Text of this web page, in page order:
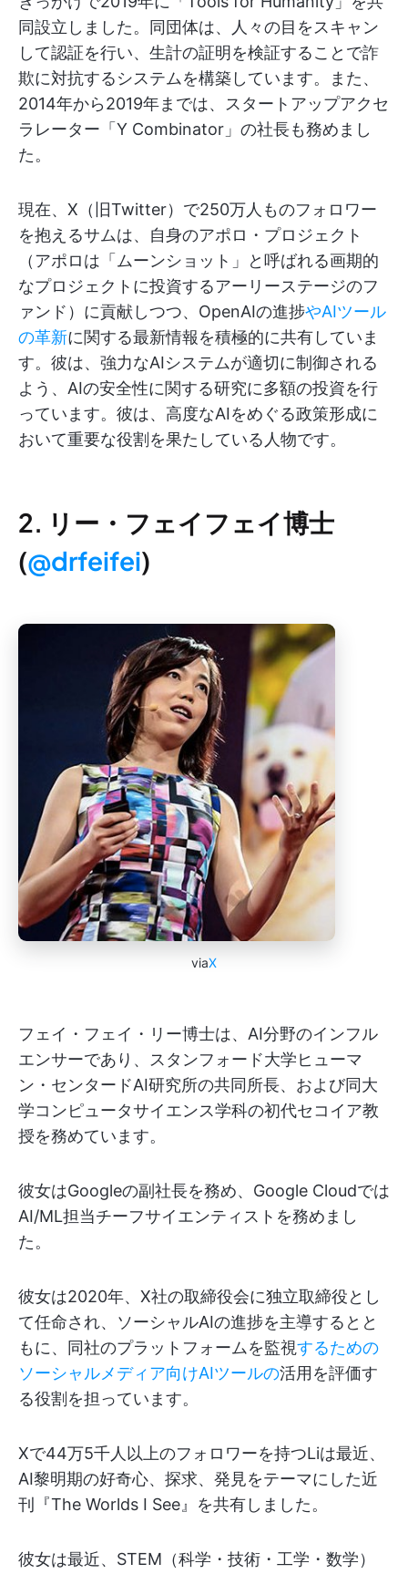
同設立しました。同団体は、人々の目をスキャン
して認証を行い、生計の証明を検証することで詐
欺に対抗するシステムを構築しています。また、
2014年から2019年までは、スタートアップアクセ
ラレーター「Y Combinator」の社長も務めまし
た。
現在、X（旧Twitter）で250万人ものフォロワー
を抱えるサムは、自身のアポロ・プロジェクト
（アポロは「ムーンショット」と呼ばれる画期的
なプロジェクトに投資するアーリーステージのフ
ァンド）に貢献しつつ、OpenAIの進捗やAIツール
の革新に関する最新情報を積極的に共有していま
す。彼は、強力なAIシステムが適切に制御される
よう、AIの安全性に関する研究に多額の投資を行
っています。彼は、高度なAIをめぐる政策形成に
おいて重要な役割を果たしている人物です。
2. リー・フェイフェイ博士
(@drfeifei)
viaX
フェイ・フェイ・リー博士は、AI分野のインフル
エンサーであり、スタンフォード大学ヒューマ
ン・センタードAI研究所の共同所長、および同大
学コンピュータサイエンス学科の初代セコイア教
授を務めています。
彼女はGoogleの副社長を務め、Google Cloudでは
AI/ML担当チーフサイエンティストを務めまし
た。
彼女は2020年、X社の取締役会に独立取締役とし
て任命され、ソーシャルAIの進捗を主導するとと
もに、同社のプラットフォームを監視するための
ソーシャルメディア向けAIツールの活用を評価す
る役割を担っています。
Xで44万5千人以上のフォロワーを持つLiは最近、
AI黎明期の好奇心、探求、発見をテーマにした近
刊『The Worlds I See』を共有しました。
彼女は最近、STEM（科学・技術・工学・数学）